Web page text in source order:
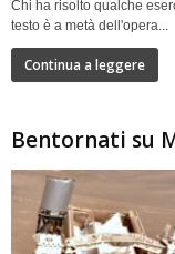
Chi ha risolto qualche
testo è a metà dell'opera...
Continua a leggere
Bentornati su